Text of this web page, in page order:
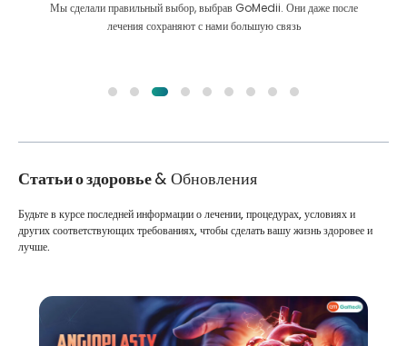
Мы сделали правильный выбор, выбрав GoMedii. Они даже после
лечения сохраняют с нами большую связь
Статьи о здоровье& Обновления
Будьте в курсе последней информации о лечении, процедурах, условиях и
других соответствующих требованиях, чтобы сделать вашу жизнь здоровее и
лучше.